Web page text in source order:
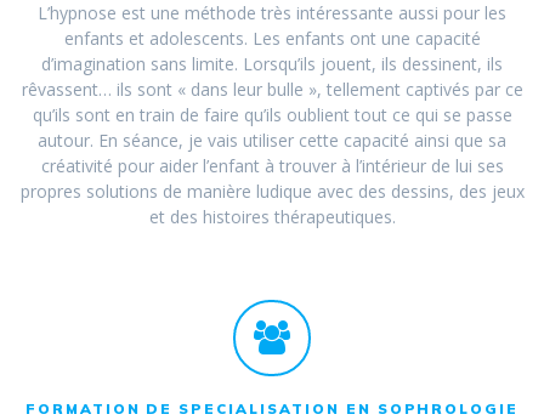
L’hypnose est une méthode très intéressante aussi pour les
enfants et adolescents. Les enfants ont une capacité
d’imagination sans limite. Lorsqu’ils jouent, ils dessinent, ils
rêvassent… ils sont « dans leur bulle », tellement captivés par ce
qu’ils sont en train de faire qu’ils oublient tout ce qui se passe
autour. En séance, je vais utiliser cette capacité ainsi que sa
créativité pour aider l’enfant à trouver à l’intérieur de lui ses
propres solutions de manière ludique avec des dessins, des jeux
et des histoires thérapeutiques.
FORMATION DE SPECIALISATION EN SOPHROLOGIE